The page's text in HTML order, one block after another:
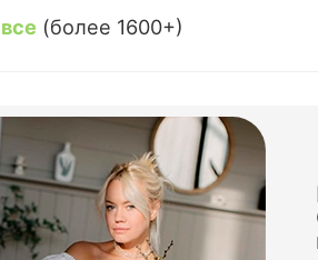
все (более 1600+)